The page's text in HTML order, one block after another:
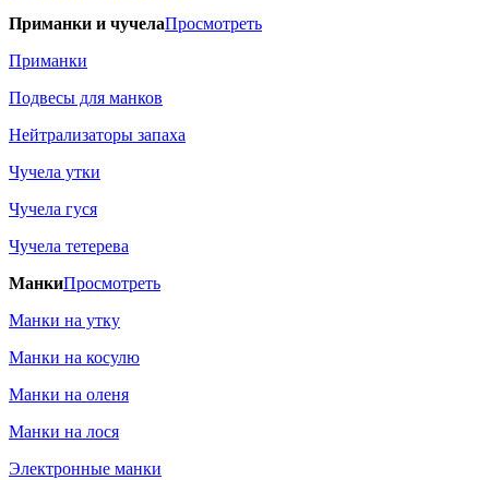
Приманки и чучелаПросмотреть
Приманки
Подвесы для манков
Нейтрализаторы запаха
Чучела утки
Чучела гуся
Чучела тетерева
МанкиПросмотреть
Манки на утку
Манки на косулю
Манки на оленя
Манки на лося
Электронные манки